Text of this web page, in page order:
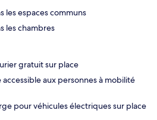
les espaces communs
les chambres
gratuit sur place
accessible aux personnes à mobilité
pour véhicules électriques sur place